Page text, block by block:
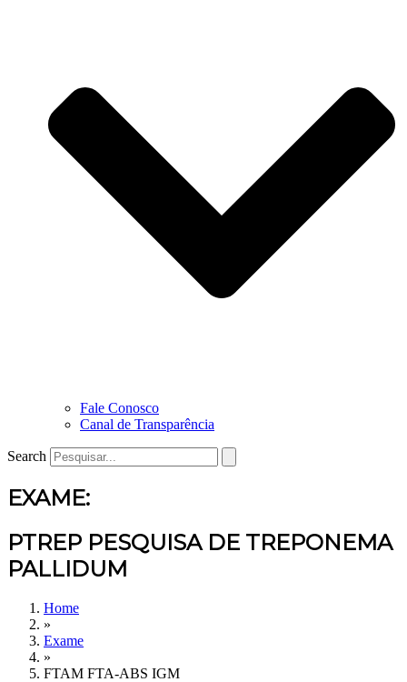
Fale Conosco
Canal de Transparência
Search
EXAME:
PTREP PESQUISA DE TREPONEMA
PALLIDUM
Home
»
Exame
»
FTAM FTA-ABS IGM